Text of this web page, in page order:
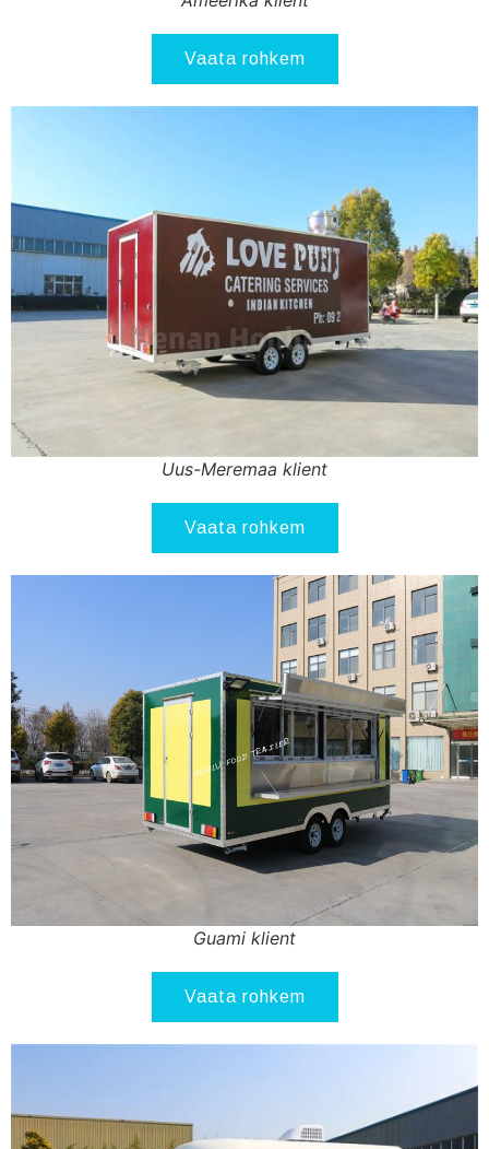
Vaata rohkem
Uus-Meremaa klient
Vaata rohkem
Guami klient
Vaata rohkem